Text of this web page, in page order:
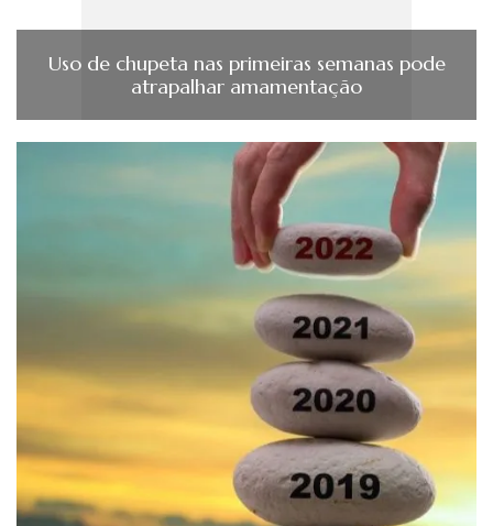
Uso de chupeta nas primeiras semanas pode
atrapalhar amamentação